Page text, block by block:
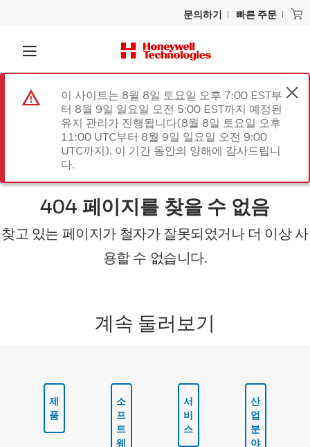
문의하기 빠른 주문
이 사이트는 8월 8일 토요일 오후 7:00 EST부
터 8월 9일 일요일 오전 5:00 EST까지 예정된
유지 관리가 진행됩니다(8월 8일 토요일 오후
11:00 UTC부터 8월 9일 일요일 오전 9:00
UTC까지). 이 기간 동안의 양해에 감사드립니
다.
404 페이지를 찾을 수 없음
찾고 있는 페이지가 철자가 잘못되었거나 더 이상 사
용할 수 없습니다.
계속 둘러보기
제
품
소
프
트
웨
서
비
스
산
업
분
야